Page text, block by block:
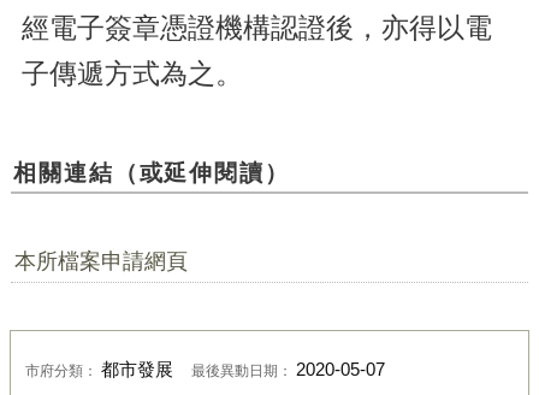
經電子簽章憑證機構認證後，亦得以電
子傳遞方式為之。
相關連結（或延伸閱讀）
本所檔案申請網頁
市府分類： 都市發展 最後異動日期： 2020-05-07